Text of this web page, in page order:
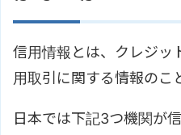
信用情報とは、クレジッ
用取引に関する情報のこ
日本では下記3つ機関が